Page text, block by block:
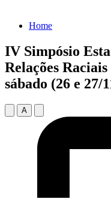
Home
IV Simpósio
Relações
sábado (26 e 27/
A